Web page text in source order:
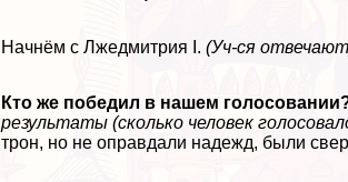
Начнём с Лжедмитрия I.(Уч-ся
Кто же победил в нашем
результаты (сколько человек
трон, но не оправдали надежд, были